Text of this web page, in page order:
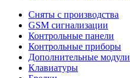
Сняты с производства
GSM сигнализации
Контрольные панели
Контрольные приборы
Дополнительные модули
Клавиатуры